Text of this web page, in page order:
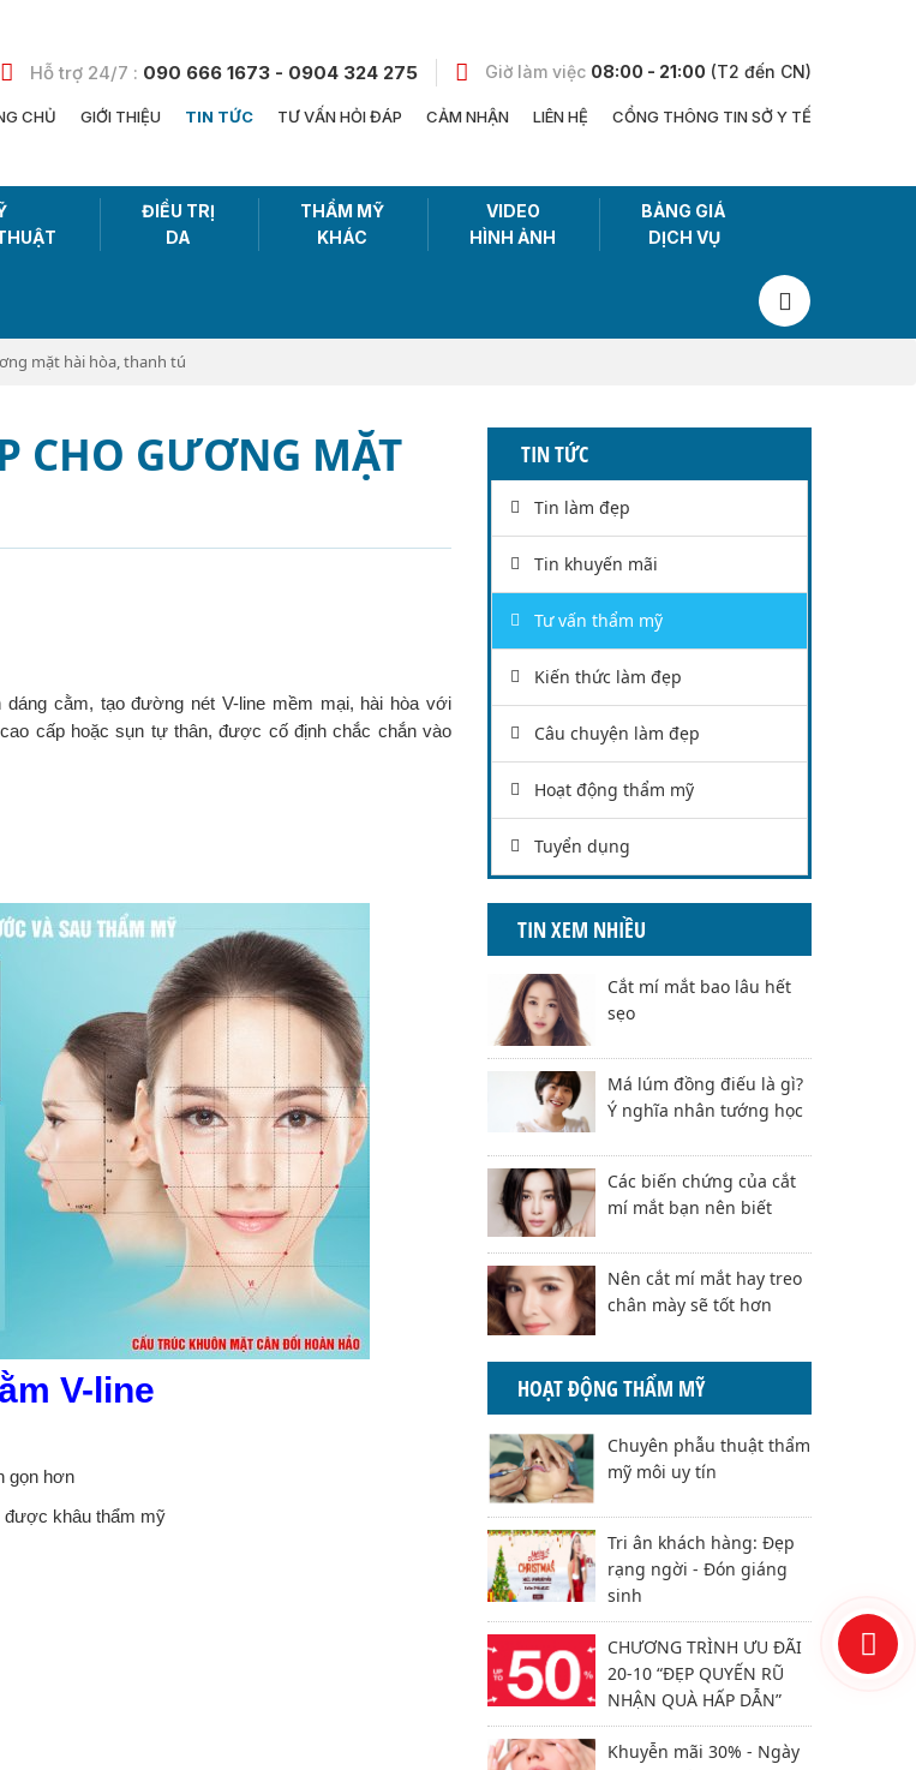
Hỗ trợ 24/7 : 090 666 1673 - 0904 324 275 Giờ làm việc 08:00 - 21:00 (T2 đến CN)
CHỦ GIỚI THIỆU TIN TỨC TƯ VẤN HỎI ĐÁP CẢM NHẬN LIÊN HỆ CỔNG THÔNG TIN SỞ Y TẾ
ĐIỀU TRỊ
DA
THẨM MỸ
KHÁC
VIDEO
HÌNH ẢNH
BẢNG GIÁ
DỊCH VỤ
mặt hài hòa, thanh tú
CHO GƯƠNG MẶT
cằm, tạo đường nét V-line mềm mại, hài hòa với
cấp hoặc sụn tự thân, được cố định chắc chắn vào
V-line
gọn hơn
được khâu thẩm mỹ
TIN TỨC
Tin làm đẹp
Tin khuyến mãi
Tư vấn thẩm mỹ
Kiến thức làm đẹp
Câu chuyện làm đẹp
Hoạt động thẩm mỹ
Tuyển dụng
TIN XEM NHIỀU
Cắt mí mắt bao lâu hết
sẹo
Má lúm đồng điếu là gì?
Ý nghĩa nhân tướng học
Các biến chứng của cắt
mí mắt bạn nên biết
Nên cắt mí mắt hay treo
chân mày sẽ tốt hơn
HOẠT ĐỘNG THẨM MỸ
Chuyên phẫu thuật thẩm
mỹ môi uy tín
Tri ân khách hàng: Đẹp
rạng ngời - Đón giáng
sinh
CHƯƠNG TRÌNH ƯU ĐÃI
20-10 “ĐẸP QUYẾN RŨ
NHẬN QUÀ HẤP DẪN”
Khuyễn mãi 30% - Ngày